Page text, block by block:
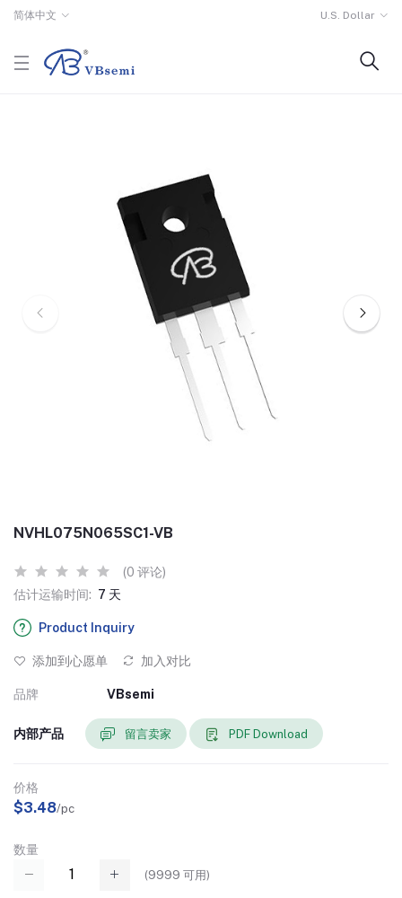
简体中文 U.S. Dollar
NVHL075N065SC1-VB
(0 评论)
估计运输时间: 7 天
Product Inquiry
添加到心愿单 加入对比
品牌 VBsemi
内部产品 留言卖家 PDF Download
价格
$3.48/pc
数量
(9999 可用)